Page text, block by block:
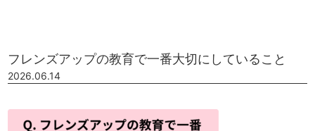
フレンズアップの教育で一番大切にしていること
2026.06.14